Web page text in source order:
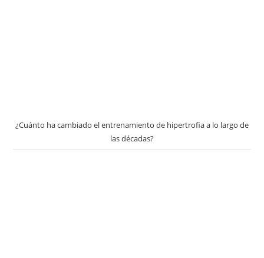
¿Cuánto ha cambiado el entrenamiento de hipertrofia a lo largo de
las décadas?